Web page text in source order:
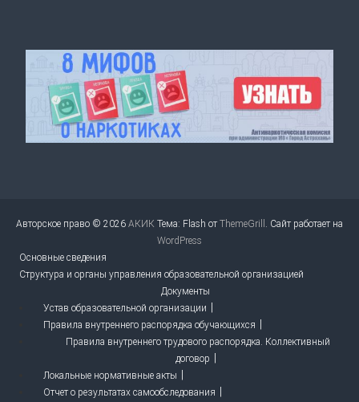
Авторское право © 2026 АКИК Тема: Flash отThemeGrill
. Сайт работает на
WordPress
Основные сведения
Структура и органы управления образовательной организацией
Документы
Устав образовательной организации
Правила внутреннего распорядка обучающихся
Правила внутреннего трудового распорядка. Коллективный
договор
Локальные нормативные акты
Отчет о результатах самообследования